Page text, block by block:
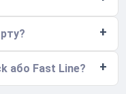
або Fast Line?